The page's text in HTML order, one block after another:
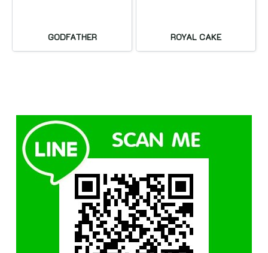
GODFATHER ROYAL CAKE